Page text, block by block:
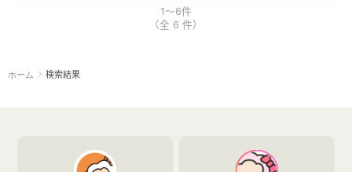
1～6件
（全 6 件）
ホーム 検索結果